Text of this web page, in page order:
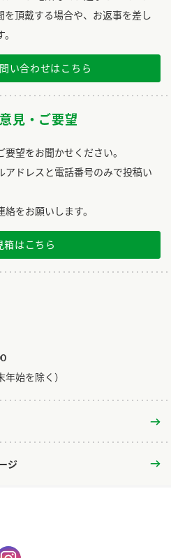
を頂戴する場合や、お返事を差し
い合わせはこちら
見・ご要望
望をお聞かせください。
アドレスと電話番号のみで投稿い
絡をお願いします。
箱はこちら
年始を除く）
ジ